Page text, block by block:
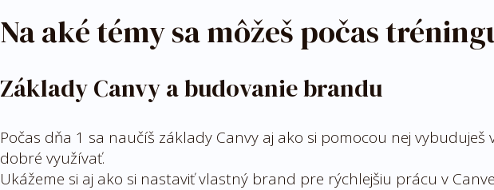
Na aké témy sa môžeš počas
Základy Canvy a budovanie brandu
Počas dňa 1 sa naučíš základy Canvy aj ako si pomocou nej
dobré využívať.
Ukážeme si aj ako si nastaviť vlastný brand pre rýchlejšiu prácu v